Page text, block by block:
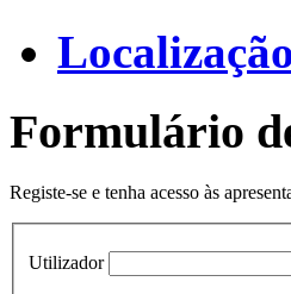
Formulário
Registe-se e tenha acesso às
Utilizador